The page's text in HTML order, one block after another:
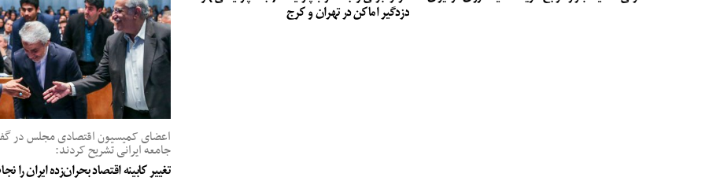
دزدگیر اماکن در تهران و کرج
اعضای کمیسیون اقتصادی مجلس در
جامعه ایرانی تشریح کردند:
تغییر کابینه اقتصاد بحران‌زده ایران را